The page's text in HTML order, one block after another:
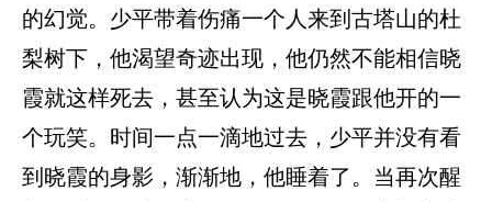
的幻觉。少平带着伤痛一个人来到古塔山的杜
梨树下，他渴望奇迹出现，他仍然不能相信晓
霞就这样死去，甚至认为这是晓霞跟他开的一
个玩笑。时间一点一滴地过去，少平并没有看
到晓霞的身影，渐渐地，他睡着了。当再次醒